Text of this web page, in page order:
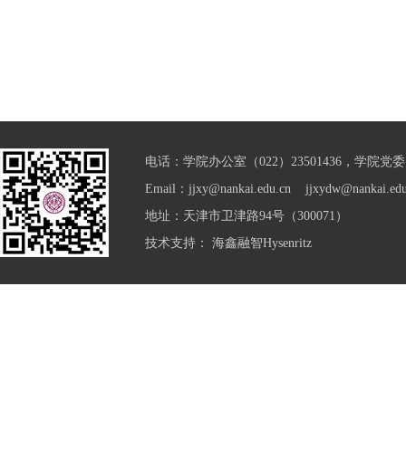
电话：学院办公室（022）23501436，学院党
Email：jjxy@nankai.edu.cn
地址：天津市卫津路94号（300071）
技术支持： 海鑫融智Hysenritz